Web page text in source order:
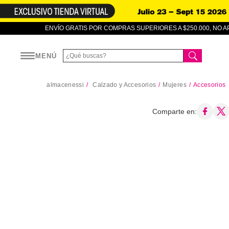
ENVÍO GRATIS POR COMPRAS SUPERIORES A $250.000, NO
MENÚ
almacenessi Calzado y Accesorios Mujeres Accesorios
Comparte en: